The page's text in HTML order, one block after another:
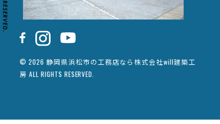
© 2026 静岡県浜松市の工務店なら株式会社will建築工
房 ALL RIGHTS RESERVED.